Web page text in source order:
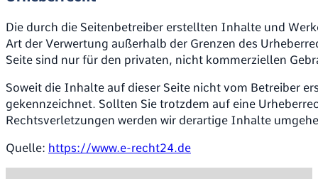
Die durch die Seitenbetreiber erstellten Inhalte und
Art der Verwertung außerhalb der Grenzen des
Seite sind nur für den privaten, nicht kommerziellen
Soweit die Inhalte auf dieser Seite nicht vom Betreiber
gekennzeichnet. Sollten Sie trotzdem auf eine
Rechtsverletzungen werden wir derartige Inhalte
Quelle: https://www.e-recht24.de